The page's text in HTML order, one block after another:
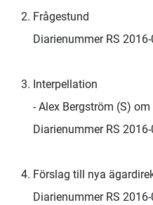
Frågestund
Diarienummer RS
Interpellation
- Alex Bergström (S)
Diarienummer RS
Förslag till nya
Diarienummer RS